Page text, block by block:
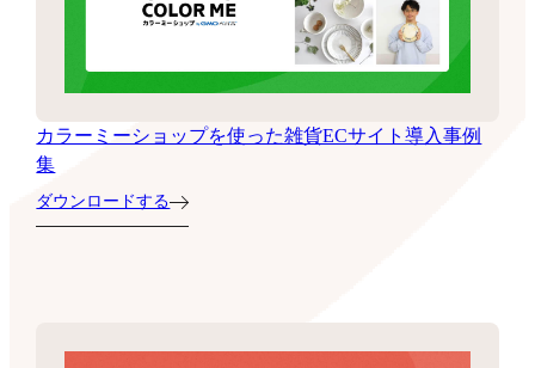
カラーミーショップを使った雑貨ECサイト導入事例
集
ダウンロードする